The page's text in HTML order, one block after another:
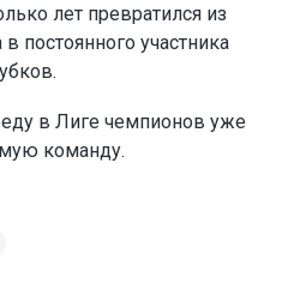
лет превратился из
постоянного участника
в Лиге чемпионов уже
команду.